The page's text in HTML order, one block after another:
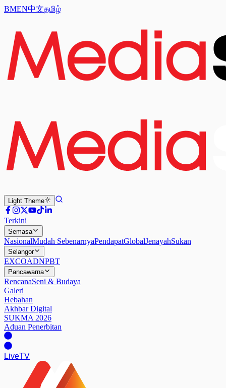
BMEN中文தமிழ்
Light Theme
Terkini
Semasa
NasionalMudah SebenarnyaPendapatGlobalJenayahSukan
Selangor
EXCOADNPBT
Pancawarna
RencanaSeni & Budaya
Galeri
Hebahan
Akhbar Digital
SUKMA 2026
Aduan Penerbitan
LiveTV